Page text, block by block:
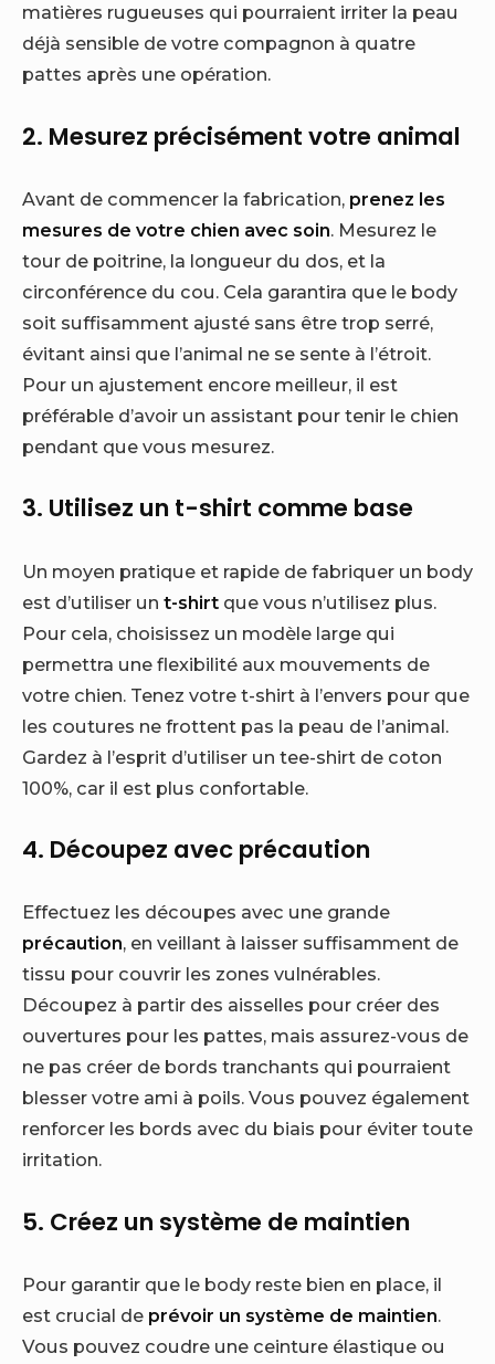
matières rugueuses qui pourraient irriter la peau
déjà sensible de votre compagnon à quatre
pattes après une opération.
2. Mesurez précisément votre animal
Avant de commencer la fabrication, prenez les
mesures de votre chien avec soin. Mesurez le
tour de poitrine, la longueur du dos, et la
circonférence du cou. Cela garantira que le body
soit suffisamment ajusté sans être trop serré,
évitant ainsi que l’animal ne se sente à l’étroit.
Pour un ajustement encore meilleur, il est
préférable d’avoir un assistant pour tenir le chien
pendant que vous mesurez.
3. Utilisez un t-shirt comme base
Un moyen pratique et rapide de fabriquer un body
est d’utiliser un t-shirt que vous n’utilisez plus.
Pour cela, choisissez un modèle large qui
permettra une flexibilité aux mouvements de
votre chien. Tenez votre t-shirt à l’envers pour que
les coutures ne frottent pas la peau de l’animal.
Gardez à l’esprit d’utiliser un tee-shirt de coton
100%, car il est plus confortable.
4. Découpez avec précaution
Effectuez les découpes avec une grande
précaution, en veillant à laisser suffisamment de
tissu pour couvrir les zones vulnérables.
Découpez à partir des aisselles pour créer des
ouvertures pour les pattes, mais assurez-vous de
ne pas créer de bords tranchants qui pourraient
blesser votre ami à poils. Vous pouvez également
renforcer les bords avec du biais pour éviter toute
irritation.
5. Créez un système de maintien
Pour garantir que le body reste bien en place, il
est crucial de prévoir un système de maintien.
Vous pouvez coudre une ceinture élastique ou